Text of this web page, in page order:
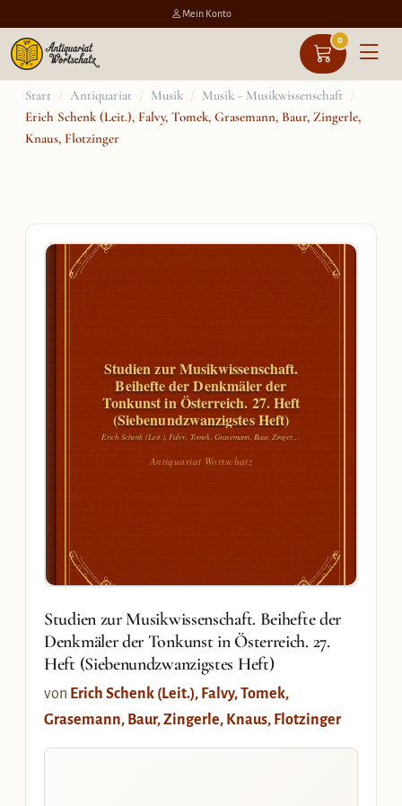
Mein Konto
0
Zum
Inhalt
springen
Start / Antiquariat / Musik / Musik - Musikwissenschaft /
Erich Schenk (Leit.), Falvy, Tomek, Grasemann, Baur, Zingerle,
Knaus, Flotzinger
Studien zur Musikwissenschaft.
Beihefte der Denkmäler der
Tonkunst in Österreich. 27. Heft
(Siebenundzwanzigstes Heft)
Erich Schenk (Leit.), Falvy, Tomek, Grasemann, Baur, Zingerle,
Antiquariat Wortschatz
Studien zur Musikwissenschaft. Beihefte der
Denkmäler der Tonkunst in Österreich. 27.
Heft (Siebenundzwanzigstes Heft)
von Erich Schenk (Leit.), Falvy, Tomek,
Grasemann, Baur, Zingerle, Knaus, Flotzinger